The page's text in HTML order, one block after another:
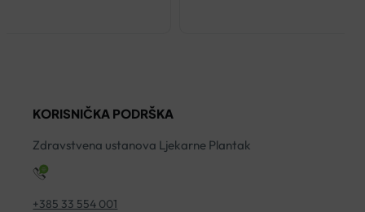
KORISNIČKA PODRŠKA
Zdravstvena ustanova Ljekarne Plantak
+385 33 554 001